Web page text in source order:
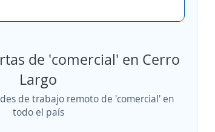
de 'comercial' en Cerro
Largo
de trabajo remoto de 'comercial' en
todo el país